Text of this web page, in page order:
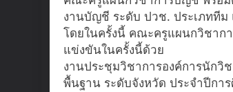
งานบัญชี ระดับ ปวช. ประเภททีม
โดยในครั้งนี้ คณะครูแผนกวิชาก
แข่งขันในครั้งนี้ด้วย
งานประชุมวิชาการองค์การนักวิ
พื้นฐาน ระดับจังหวัด ประจำปีกา